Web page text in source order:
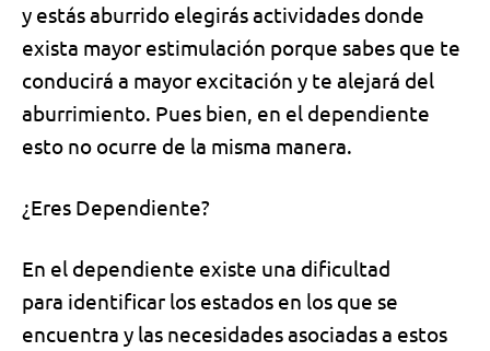
y estás aburrido elegirás actividades donde
exista mayor estimulación porque sabes que te
conducirá a mayor excitación y te alejará del
aburrimiento. Pues bien, en el dependiente
esto no ocurre de la misma manera.
¿Eres Dependiente?
En el dependiente existe una dificultad
para identificar los estados en los que se
encuentra y las necesidades asociadasa estos